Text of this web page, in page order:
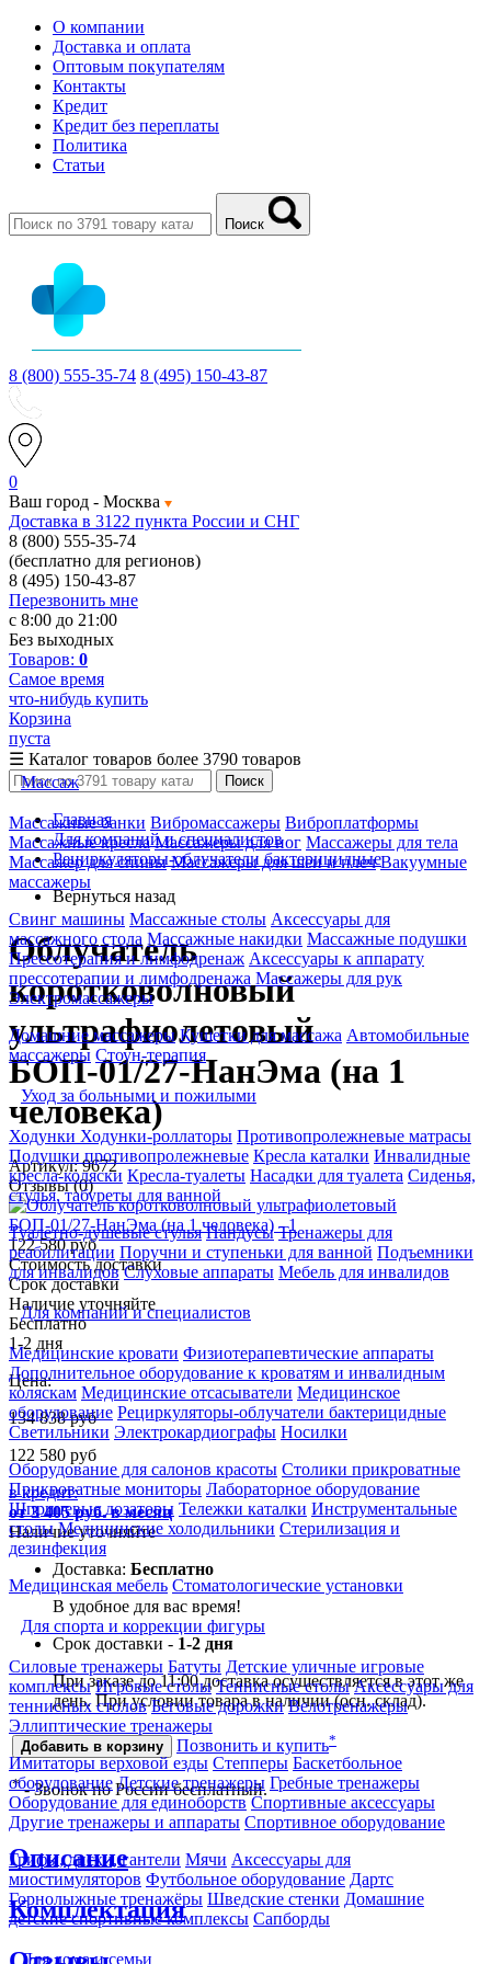
О компании
Доставка и оплата
Оптовым покупателям
Контакты
Кредит
Кредит без переплаты
Политика
Статьи
Поиск
8 (800) 555-35-74 8 (495) 150-43-87
0
Ваш город - Москва
Доставка в 3122 пункта России и СНГ
8 (800) 555-35-74
(бесплатно для регионов)
8 (495) 150-43-87
Перезвонить мне
с 8:00 до 21:00
Без выходных
Товаров: 0
Самое время
что-нибудь купить
Корзина
пуста
☰ Каталог товаров более 3790 товаров
Массаж
Массажные банки Вибромассажеры Виброплатформы
Массажные кресла Массажеры для ног Массажеры для тела
Массажер для спины Массажеры для шеи и плеч Вакуумные
массажеры
Свинг машины Массажные столы Аксессуары для
массажного стола Массажные накидки Массажные подушки
Прессотерапия и лимфодренаж Аксессуары к аппарату
прессотерапии и лимфодренажа Массажеры для рук
Электромассажеры
Домашние массажеры Кушетки для массажа Автомобильные
массажеры Стоун-терапия
Уход за больными и пожилыми
Ходунки Ходунки-роллаторы Противопролежневые матрасы
Подушки противопролежневые Кресла каталки Инвалидные
кресла-коляски Кресла-туалеты Насадки для туалета Сиденья,
стулья, табуреты для ванной
Туалетно-душевые стулья Пандусы Тренажеры для
реабилитации Поручни и ступеньки для ванной Подъемники
для инвалидов Слуховые аппараты Мебель для инвалидов
Для компаний и специалистов
Медицинские кровати Физиотерапевтические аппараты
Дополнительное оборудование к кроватям и инвалидным
коляскам Медицинские отсасыватели Медицинское
оборудование Рециркуляторы-облучатели бактерицидные
Светильники Электрокардиографы Носилки
Оборудование для салонов красоты Столики прикроватные
Прикроватные мониторы Лабораторное оборудование
Шприцевые дозаторы Тележки каталки Инструментальные
столы Медицинские холодильники Стерилизация и
дезинфекция
Медицинская мебель Стоматологические установки
Для спорта и коррекции фигуры
Силовые тренажеры Батуты Детские уличные игровые
комплексы Игровые столы Теннисные столы Аксессуары для
теннисных столов Беговые дорожки Велотренажеры
Эллиптические тренажеры
Имитаторы верховой езды Степперы Баскетбольное
оборудование Детские тренажеры Гребные тренажеры
Оборудование для единоборств Спортивные аксессуары
Другие тренажеры и аппараты Спортивное оборудование
Грифы, диски, гантели Мячи Аксессуары для
миостимуляторов Футбольное оборудование Дартс
Горнолыжные тренажёры Шведские стенки Домашние
детские спортивные комплексы Сапборды
Для дома и семьи
Поиск
Главная
Для компаний и специалистов
Рециркуляторы-облучатели бактерицидные
Вернуться назад
Облучатель
коротковолновый
ультрафиолетовый
БОП-01/27-НанЭма (на 1
человека)
Артикул: 9672
Отзывы (0)
122 580 руб
Стоимость доставки
Срок доставки
Наличие уточняйте
Бесплатно
1-2 дня
Цена:
134 838руб
122 580 руб
в кредит:
от 3 405 руб. в месяц
Наличие уточняйте
Доставка: Бесплатно
В удобное для вас время!
Срок доставки - 1-2 дня
При заказе до 11:00 доставка осуществляется в этот же
день. При условии товара в наличии (осн. склад).
Добавить в корзину Позвонить и купить*
*- Звонок по России бесплатный.
Описание
Комплектация